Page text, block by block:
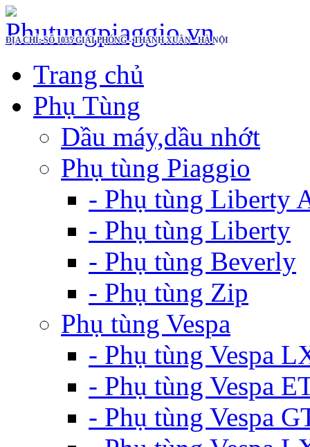
ĐỊA CHỈ: SỐ 1035 GIẢI PHÓNG - THANH XUÂN - HÀ NỘI
Trang chủ
Phụ Tùng
Dầu máy,dầu nhớt
Phụ tùng Piaggio
- Phụ tùng Liberty
- Phụ tùng Liberty
- Phụ tùng Beverly
- Phụ tùng Zip
Phụ tùng Vespa
- Phụ tùng Vespa
- Phụ tùng Vespa
- Phụ tùng Vespa